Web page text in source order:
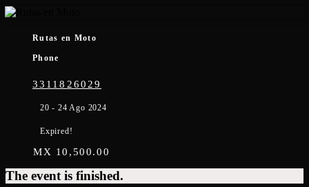
Rutas en Moto
Phone
3311826029
20 - 24 Ago 2024
Expired!
MX 10,500.00
The event is finished.